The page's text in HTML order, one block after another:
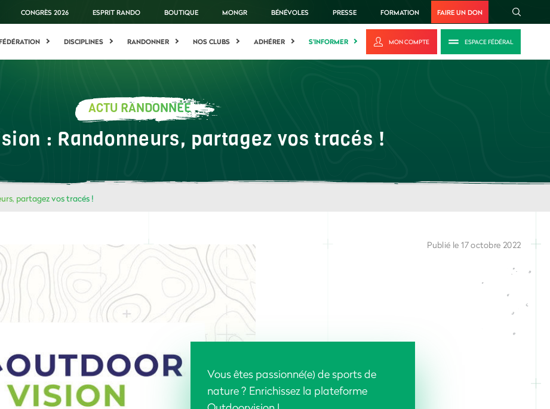
CONGRÈS 2026 ESPRIT RANDO BOUTIQUE MONGR BÉNÉVOLES PRESSE FORMATION FAIRE UN DON
DISCIPLINES RANDONNER NOS CLUBS ADHÉRER S'INFORMER MON COMPTE ESPACE FÉDÉRAL
ACTU RANDONNÉE
: Randonneurs, partagez vos tracés !
partagez vos tracés !
Vous êtes passionné(e) de sports de
nature ? Enrichissez la plateforme
Publié le 17 octobre 2022